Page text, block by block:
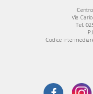
Via
Tel.
Codice